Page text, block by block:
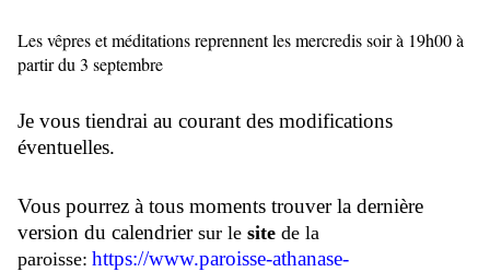
Les vêpres et méditations reprennent les mercredis soir à 19h00 à
partir du 3 septembre
Je vous tiendrai au courant des modifications
éventuelles.
Vous pourrez à tous moments trouver la dernière
version du calendrier sur le site de la
paroisse: https://www.paroisse-athanase-